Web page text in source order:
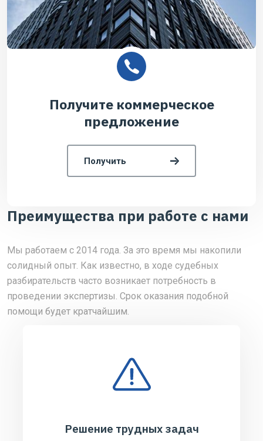
Получите коммерческое
предложение
Получить
Преимущества при работе с нами
Мы работаем с 2014 года. За это время мы накопили
солидный опыт. Как известно, в ходе судебных
разбирательств часто возникает потребность в
проведении экспертизы. Срок оказания подобной
помощи будет кратчайшим.
Решение трудных задач